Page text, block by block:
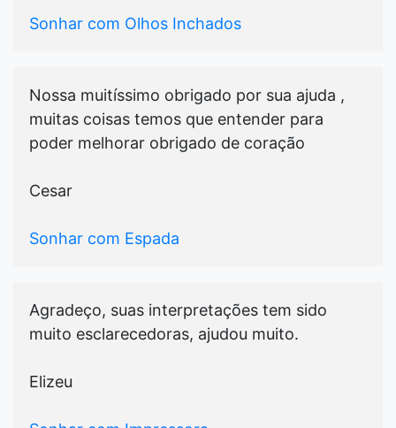
Sonhar com Olhos Inchados
Nossa muitíssimo obrigado por sua ajuda ,
muitas coisas temos que entender para
poder melhorar obrigado de coração
Cesar
Sonhar com Espada
Agradeço, suas interpretações tem sido
muito esclarecedoras, ajudou muito.
Elizeu